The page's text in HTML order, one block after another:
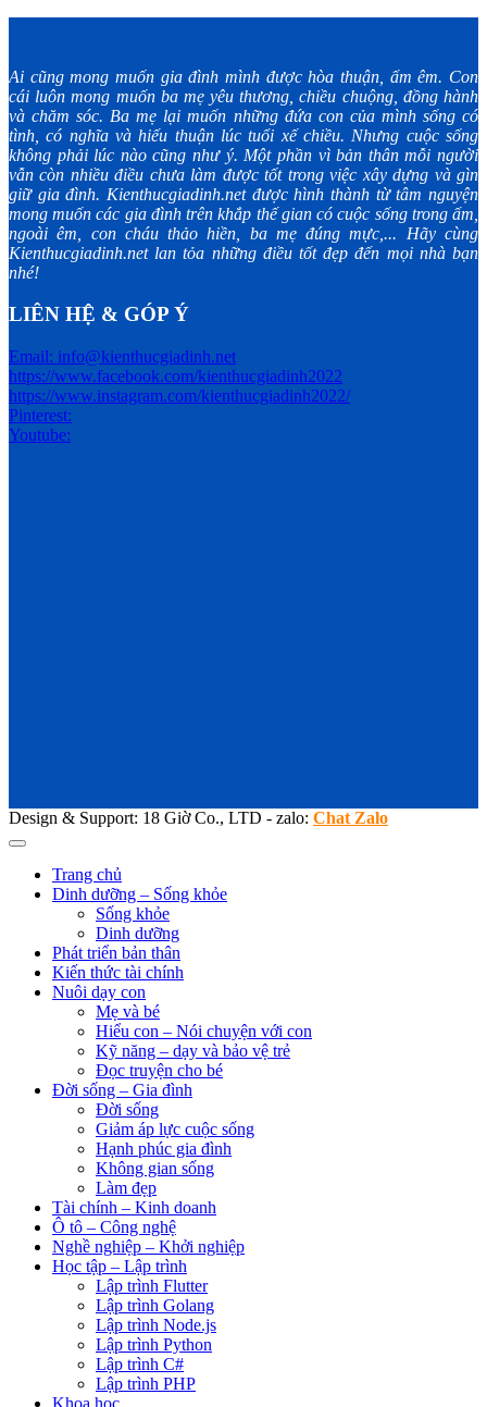
Ai cũng mong muốn gia đình mình được hòa thuận, ấm êm. Con
cái luôn mong muốn ba mẹ yêu thương, chiều chuộng, đồng hành
và chăm sóc. Ba mẹ lại muốn những đứa con của mình sống có
tình, có nghĩa và hiếu thuận lúc tuổi xế chiều. Nhưng cuộc sống
không phải lúc nào cũng như ý. Một phần vì bản thân mỗi người
vẫn còn nhiều điều chưa làm được tốt trong việc xây dựng và gìn
giữ gia đình. Kienthucgiadinh.net được hình thành từ tâm nguyện
mong muốn các gia đình trên khắp thế gian có cuộc sống trong ấm,
ngoài êm, con cháu thảo hiền, ba mẹ đúng mực,... Hãy cùng
Kienthucgiadinh.net lan tỏa những điều tốt đẹp đến mọi nhà bạn
nhé!
LIÊN HỆ & GÓP Ý
Email: info@kienthucgiadinh.net
https://www.facebook.com/kienthucgiadinh2022
https://www.instagram.com/kienthucgiadinh2022/
Pinterest:
Youtube:
Design & Support: 18 Giờ Co., LTD - zalo: Chat Zalo
Trang chủ
Dinh dưỡng – Sống khỏe
Sống khỏe
Dinh dưỡng
Phát triển bản thân
Kiến thức tài chính
Nuôi dạy con
Mẹ và bé
Hiểu con – Nói chuyện với con
Kỹ năng – dạy và bảo vệ trẻ
Đọc truyện cho bé
Đời sống – Gia đình
Đời sống
Giảm áp lực cuộc sống
Hạnh phúc gia đình
Không gian sống
Làm đẹp
Tài chính – Kinh doanh
Ô tô – Công nghệ
Nghề nghiệp – Khởi nghiệp
Học tập – Lập trình
Lập trình Flutter
Lập trình Golang
Lập trình Node.js
Lập trình Python
Lập trình C#
Lập trình PHP
Khoa học